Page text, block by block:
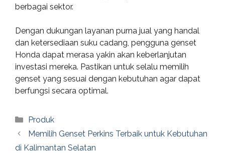
berbagai sektor.
Dengan dukungan layanan purna jual yang handal
dan ketersediaan suku cadang, pengguna genset
Honda dapat merasa yakin akan keberlanjutan
investasi mereka. Pastikan untuk selalu memilih
genset yang sesuai dengan kebutuhan agar dapat
berfungsi secara optimal.
Categories
Produk
Memilih Genset Perkins Terbaik untuk Kebutuhan
di Kalimantan Selatan